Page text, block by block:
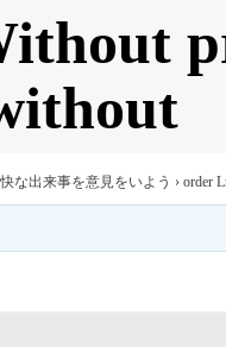
な出来事を意見をいよう › order